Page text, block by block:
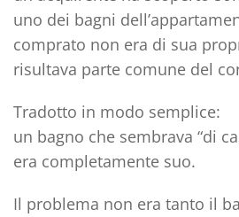
uno dei bagni
comprato non era di sua
risultava parte comune del
Tradotto in modo semplice:
un bagno che sembrava “di
era completamente suo.
Il problema non era tanto il